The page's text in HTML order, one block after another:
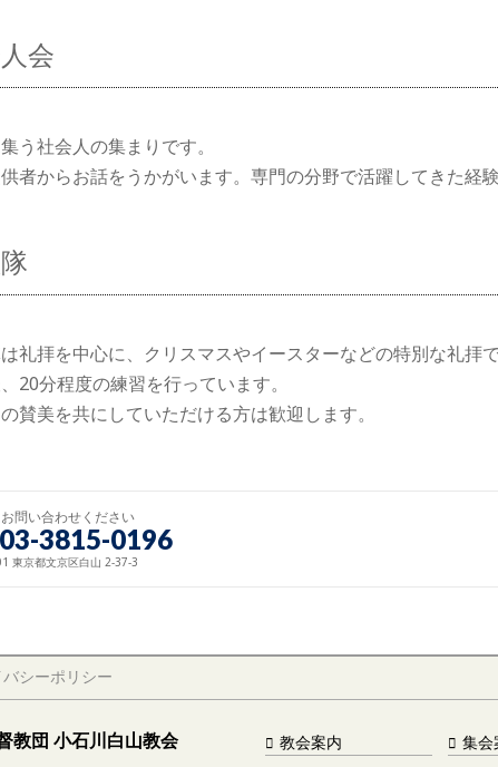
人会
う社会人の集まりです。
者からお話をうかがいます。専門の分野で活躍してきた経
隊
礼拝を中心に、クリスマスやイースターなどの特別な礼
20分程度の練習を行っています。
賛美を共にしていただける方は歓迎します。
問い合わせください
3815-0196
東京都文京区白山 2-37-3
バシーポリシー
教団 小石川白山教会 教会案内 集会